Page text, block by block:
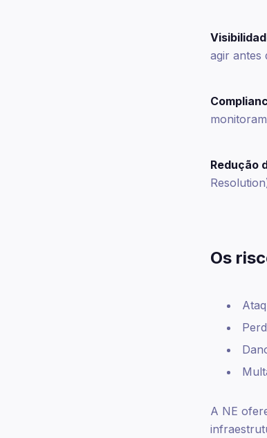
agir antes
Redução
Os
A NE